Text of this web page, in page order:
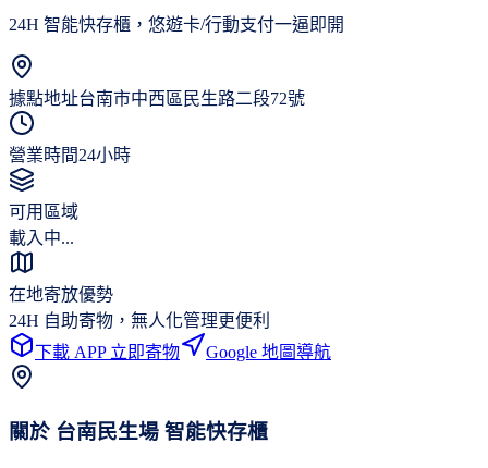
24H 智能快存櫃，悠遊卡/行動支付一逼即開
據點地址台南市中西區民生路二段72號
營業時間24小時
可用區域
載入中...
在地寄放優勢
24H 自助寄物，無人化管理更便利
下載 APP 立即寄物
Google 地圖導航
關於 台南民生場 智能快存櫃